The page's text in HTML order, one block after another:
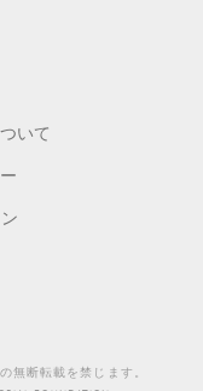
いて
無断転載を禁じます。